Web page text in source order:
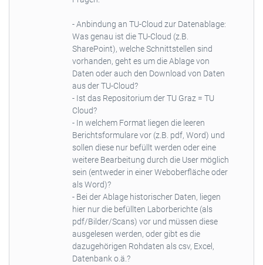
- Anbindung an TU-Cloud zur Datenablage:
Was genau ist die TU-Cloud (z.B.
SharePoint), welche Schnittstellen sind
vorhanden, geht es um die Ablage von
Daten oder auch den Download von Daten
aus der TU-Cloud?
- Ist das Repositorium der TU Graz = TU
Cloud?
- In welchem Format liegen die leeren
Berichtsformulare vor (z.B. pdf, Word) und
sollen diese nur befüllt werden oder eine
weitere Bearbeitung durch die User möglich
sein (entweder in einer Weboberfläche oder
als Word)?
- Bei der Ablage historischer Daten, liegen
hier nur die befüllten Laborberichte (als
pdf/Bilder/Scans) vor und müssen diese
ausgelesen werden, oder gibt es die
dazugehörigen Rohdaten als csv, Excel,
Datenbank o.ä.?